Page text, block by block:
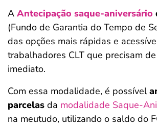
A Antecipação saque-aniversário
(Fundo de Garantia do Tempo de
das opções mais rápidas e
trabalhadores CLT que precisam
imediato.
Com essa modalidade, é possível
parcelas da modalidade Saque-
na meutudo, utilizando o saldo do